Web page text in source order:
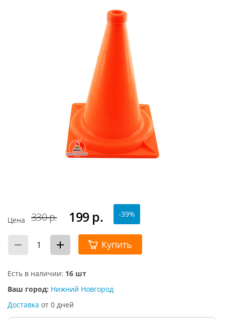
Цена 330 р. 199 р. -39%
Купить
Есть в наличии: 16 шт
Ваш город: Нижний Новгород
Доставка от 0 дней